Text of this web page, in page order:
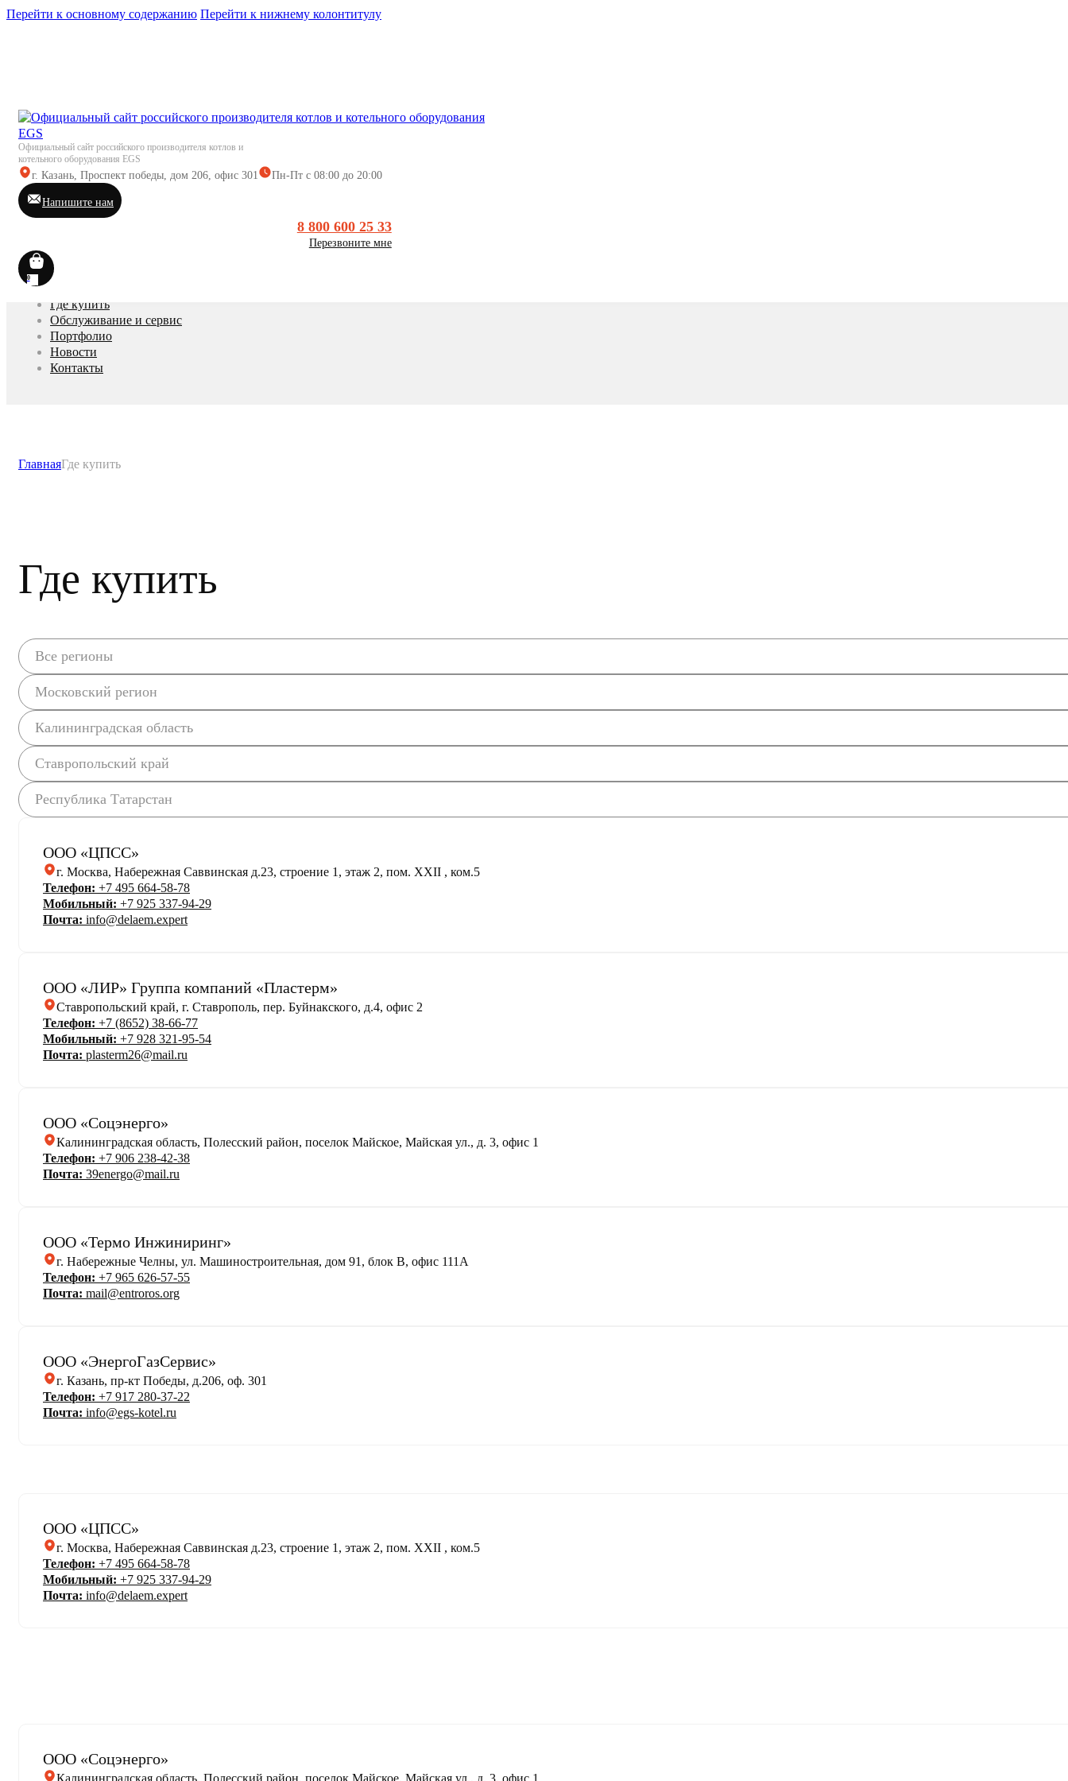
Перейти к основному содержанию Перейти к нижнему колонтитулу
Официальный сайт российского производителя котлов и
котельного оборудования EGS
г. Казань, Проспект победы, дом 206, офис 301 Пн-Пт с 08:00 до 20:00
Напишите нам
8 800 600 25 33
Перезвоните мне
0
Каталог
Подбор оборудования
Документация
О нас
О компании EGS
Где купить
Обслуживание и сервис
Портфолио
Новости
Контакты
ГлавнаяГде купить
Где купить
Все регионы
Московский регион
Калининградская область
Ставропольский край
Республика Татарстан
ООО «ЦПСС»
г. Москва, Набережная Саввинская д.23, строение 1, этаж 2, пом. XXII , ком.5
Телефон: +7 495 664-58-78
Мобильный: +7 925 337-94-29
Почта: info@delaem.expert
ООО «ЛИР» Группа компаний «Пластерм»
Ставропольский край, г. Ставрополь, пер. Буйнакского, д.4, офис 2
Телефон: +7 (8652) 38-66-77
Мобильный: +7 928 321-95-54
Почта: plasterm26@mail.ru
ООО «Соцэнерго»
Калининградская область, Полесский район, поселок Майское, Майская ул., д. 3, офис 1
Телефон: +7 906 238-42-38
Почта: 39energo@mail.ru
ООО «Термо Инжиниринг»
г. Набережные Челны, ул. Машиностроительная, дом 91, блок В, офис 111А
Телефон: +7 965 626-57-55
Почта: mail@entroros.org
ООО «ЭнергоГазСервис»
г. Казань, пр-кт Победы, д.206, оф. 301
Телефон: +7 917 280-37-22
Почта: info@egs-kotel.ru
ООО «ЦПСС»
г. Москва, Набережная Саввинская д.23, строение 1, этаж 2, пом. XXII , ком.5
Телефон: +7 495 664-58-78
Мобильный: +7 925 337-94-29
Почта: info@delaem.expert
ООО «Соцэнерго»
Калининградская область, Полесский район, поселок Майское, Майская ул., д. 3, офис 1